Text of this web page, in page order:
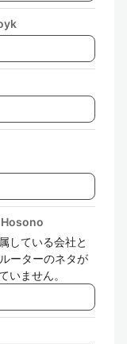
している会社と
ーターのネタが
いません。